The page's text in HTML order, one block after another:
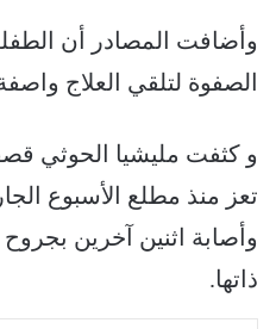
وأضافت المصادر أن
الصفوة لتلقي العلاج
و كثفت مليشيا الحوثي
تعز منذ مطلع الأسبوع
وأصابة اثنين آخرين
ذاتها.